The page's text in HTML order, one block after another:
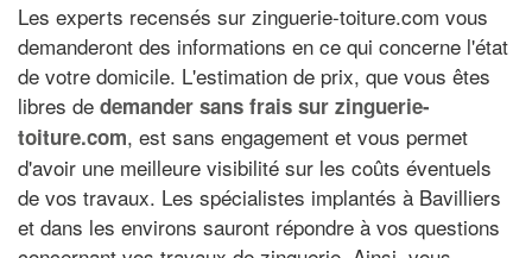
Les experts recensés sur zinguerie-toiture.com vous
demanderont des informations en ce qui concerne l'état
de votre domicile. L'estimation de prix, que vous êtes
libres de demander sans frais sur zinguerie-
toiture.com, est sans engagement et vous permet
d'avoir une meilleure visibilité sur les coûts éventuels
de vos travaux. Les spécialistes implantés à Bavilliers
et dans les environs sauront répondre à vos questions